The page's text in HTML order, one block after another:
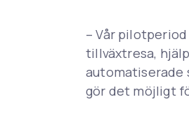
– Vår
tillväxtresa,
automatiserade
gör det möjligt